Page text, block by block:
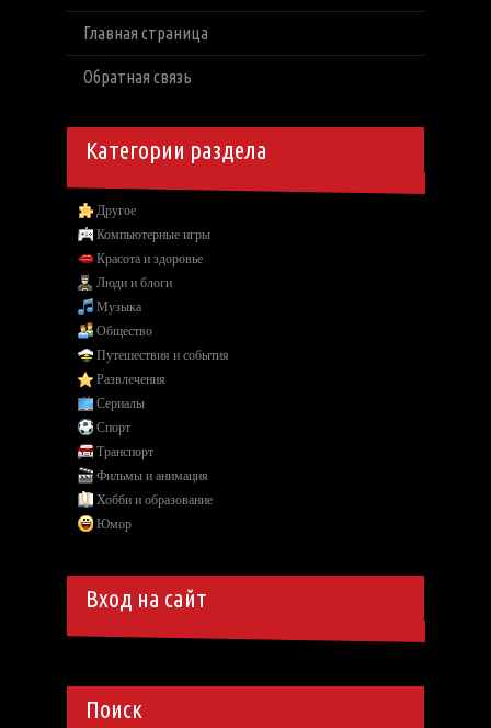
Главная страница
Обратная связь
Категории раздела
Другое
Компьютерные игры
Красота и здоровье
Люди и блоги
Музыка
Общество
Путешествия и события
Развлечения
Сериалы
Спорт
Транспорт
Фильмы и анимация
Хобби и образование
Юмор
Вход на сайт
Поиск